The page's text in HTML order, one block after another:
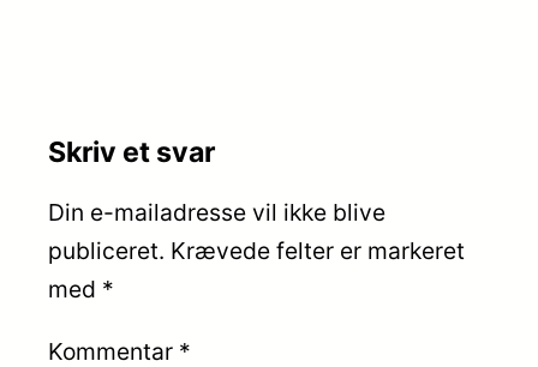
Skriv et svar
Din e-mailadresse vil ikke blive
publiceret. Krævede felter er markeret
med *
Kommentar *